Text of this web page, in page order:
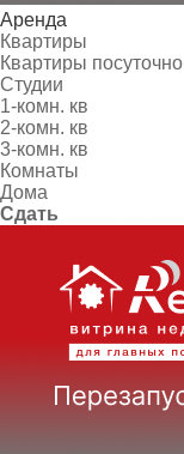
Аренда
Квартиры
Квартиры посуточно
Студии
1-комн. кв
2-комн. кв
3-комн. кв
Комнаты
Дома
Сдать